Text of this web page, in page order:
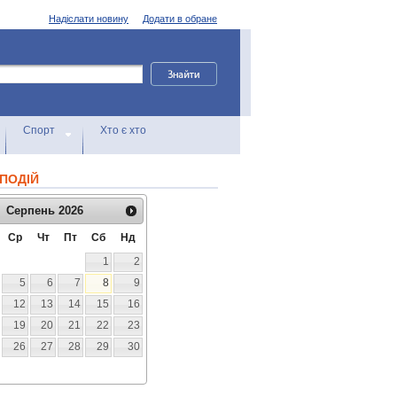
Додати в обране
Надіслати новину
Спорт Хто є хто
Серпень 2026
Ср Чт Пт Сб
Нд
1
2
5 6 7 8
9
12 13 14 15
16
19 20 21 22
23
26 27 28 29
30